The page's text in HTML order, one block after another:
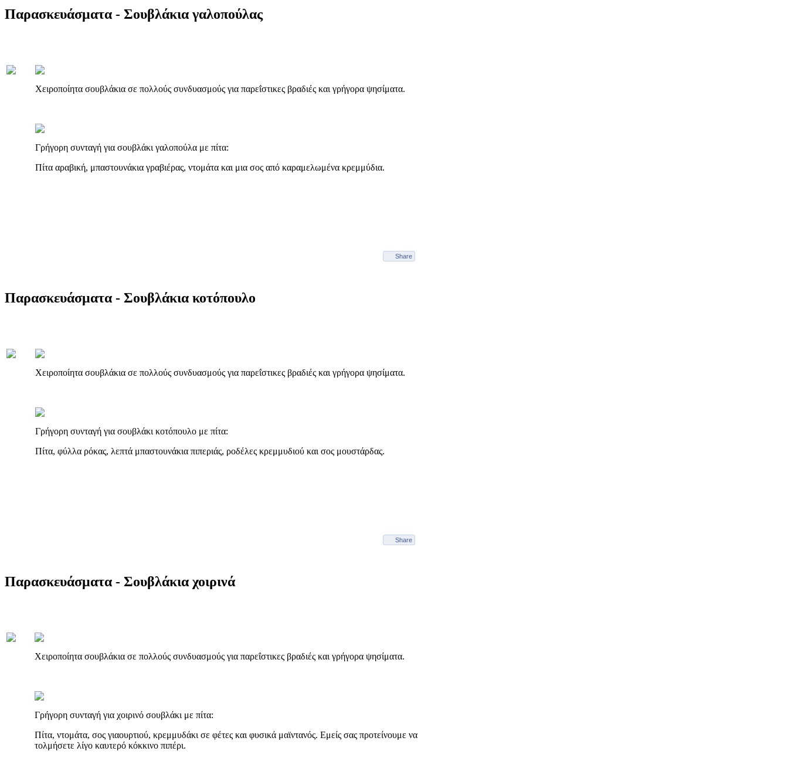
Παρασκευάσματα - Σουβλάκια γαλοπούλας
Χειροποίητα σουβλάκια σε πολλούς συνδυασμούς για παρεΐστικες βραδιές και γρήγορα ψησίματα.
Γρήγορη συνταγή για σουβλάκι γαλοπούλα με πίτα:
Πίτα αραβική, μπαστουνάκια γραβιέρας, ντομάτα και μια σος από καραμελωμένα κρεμμύδια.
Share
Παρασκευάσματα - Σουβλάκια κοτόπουλο
Χειροποίητα σουβλάκια σε πολλούς συνδυασμούς για παρεΐστικες βραδιές και γρήγορα ψησίματα.
Γρήγορη συνταγή για σουβλάκι κοτόπουλο με πίτα:
Πίτα, φύλλα ρόκας, λεπτά μπαστουνάκια πιπεριάς, ροδέλες κρεμμυδιού και σος μουστάρδας.
Share
Παρασκευάσματα - Σουβλάκια χοιρινά
Χειροποίητα σουβλάκια σε πολλούς συνδυασμούς για παρεΐστικες βραδιές και γρήγορα ψησίματα.
Γρήγορη συνταγή για χοιρινό σουβλάκι με πίτα:
Πίτα, ντομάτα, σος γιαουρτιού, κρεμμυδάκι σε φέτες και φυσικά μαϊντανός. Εμείς σας προτείνουμε να
τολμήσετε λίγο καυτερό κόκκινο πιπέρι.